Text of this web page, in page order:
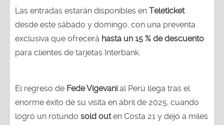
Las entradas estarán disponibles en Teleticket
desde este sábado y domingo, con una preventa
exclusiva que ofrecerá hasta un 15 % de descuento
para clientes de tarjetas Interbank.
El regreso de Fede Vigevani al Perú llega tras el
enorme éxito de su visita en abril de 2025, cuando
logró un rotundo sold outen Costa 21 y dejó a miles